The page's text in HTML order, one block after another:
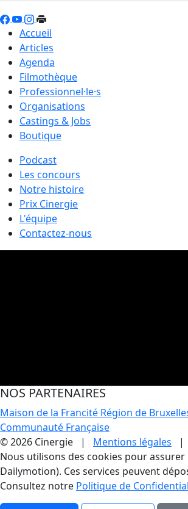
Accueil
Articles
Agenda
Filmothèque
Professionnel·le·s
Organisations
Castings & Jobs
Boutique
Podcast
Les concours
Notre histoire
Prix Cinergie
L'équipe
Contactez-nous
NOS PARTENAIRES
Maison de la Francité Région de
Communauté Française
© 2026 Cinergie | Mentions légales |
Gestion des Cookies
Nous utilisons des cookies pour
Dailymotion). Ces services peuvent
Consultez notre Politique de